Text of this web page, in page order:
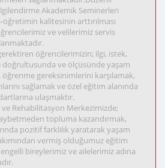
Akademik Seminerleri
kalitesinin arttırılması
ve velilerimiz servis
öğrencilerimizin; ilgi, istek,
ve ölçüsünde yaşam
gereksinimlerini karşılamak,
sağlamak ve özel eğitim alanında
ulaşmaktır.
Rehabilitasyon Merkezimizde;
topluma kazandırmak,
pozitif farklılık yaratarak yaşam
vermiş olduğumuz eğitim
bireylerimiz ve ailelerimiz adına